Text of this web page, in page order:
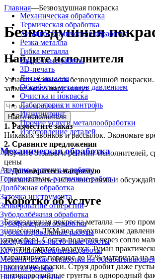
Механическая обработка
Термическая обработка
Химико-термическая обработка
Резка металла
Гибка металла
Сварочные работы
3D-печать
Литьё металла
Обработка металлов давлением
Очистка и покраска
Лаборатория и контроль
Инжиниринг
Прочие услуги металлообработки
Изготовление деталей
Механическая обработка
Алмазно-расточные работы
Горизонтально-расточные работы
Долбёжная обработка
Заточка инструмента
Зенкерование отверстий
Зубодолбёжная обработка
Зубофрезерная обработка
Зубошлифовальные работы
Координатно-расточные работы
Круглошлифовальные работы
Механическая обработка на
Накатка резьбы
Нарезание резьбы
Главная—Безвоздушная покраска
Безвоздушная
Найдите исполнителя
Узнайте стоимость безвоздушной
займет всего пару минут
Найти исполнителя
1. Разместите заказ
Никаких звонков и рассылок. Экономьте
2. Сравните предложения
Изучите отзывы и рейтинг исполнителей,
цены
3.Договоритесь напрямую
Связывайтесь с исполнителями и
Коротко об услуге
Безвоздушная покраска металла — это
нанесения ЛКМ под сверхвысоким
атмосфер). Состав подается через сопло
участия сжатого воздуха. Туман
гарантирует перенос до 95% материала на
экономию краски. Струя дробит даже
антикоррозийные грунты в однородный